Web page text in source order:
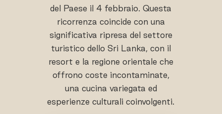
del Paese il 4 febbraio. Questa
ricorrenza coincide con una
significativa ripresa del settore
turistico dello Sri Lanka, con il
resort e la regione orientale che
offrono coste incontaminate,
una cucina variegata ed
esperienze culturali coinvolgenti.